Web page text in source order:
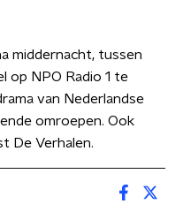
middernacht, tussen
op NPO Radio 1 te
van Nederlandse
omroepen. Ook
De Verhalen.